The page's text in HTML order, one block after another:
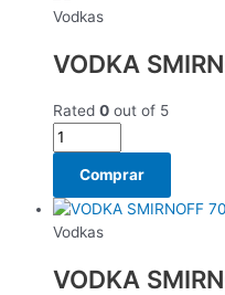
Vodkas
VODKA
Rated 0 out of 5
Comprar
Vodkas
VODKA